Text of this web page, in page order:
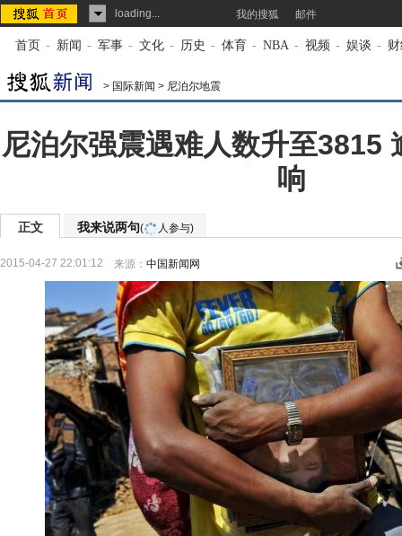
loading... 我的搜狐 邮件
首页 - 新闻 - 军事 - 文化 - 历史 - 体育 - NBA - 视频 - 娱谈 -
> 国际新闻 > 尼泊尔地震
尼泊尔强震遇难人数升至3815
响
正文 我来说两句( 人参与)
2015-04-27 22:01:12 来源： 中国新闻网